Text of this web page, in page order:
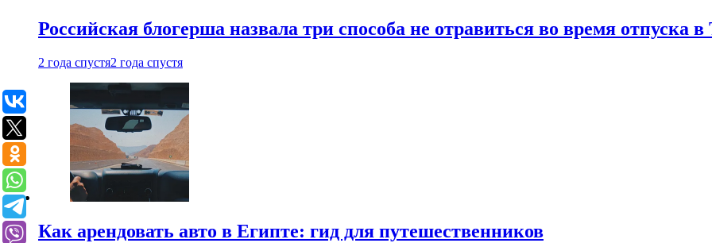
Российская блогерша назвала три способа не отравиться во время отпуска в
2 года спустя2 года спустя
Как арендовать авто в Египте: гид для путешественников